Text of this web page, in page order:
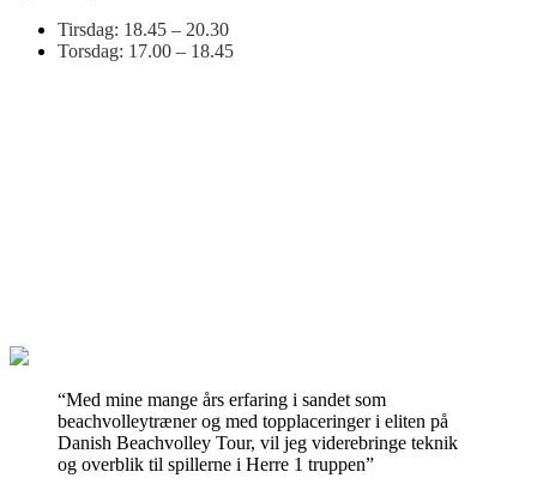
Tirsdag: 18.45 – 20.30
Torsdag: 17.00 – 18.45
“Med mine mange års erfaring i sandet som
beachvolleytræner og med topplaceringer i eliten på
Danish Beachvolley Tour, vil jeg viderebringe teknik
og overblik til spillerne i Herre 1 truppen”